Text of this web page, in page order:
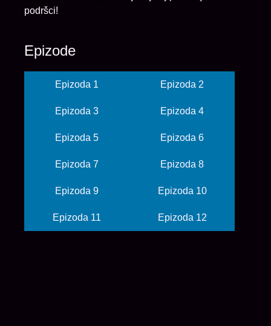
podršci!
Epizode
Epizoda 1 Epizoda 2
Epizoda 3 Epizoda 4
Epizoda 5 Epizoda 6
Epizoda 7 Epizoda 8
Epizoda 9 Epizoda 10
Epizoda 11 Epizoda 12